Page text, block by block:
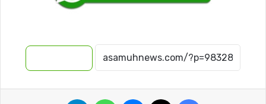
فيسبوك ماسنجر واتساب